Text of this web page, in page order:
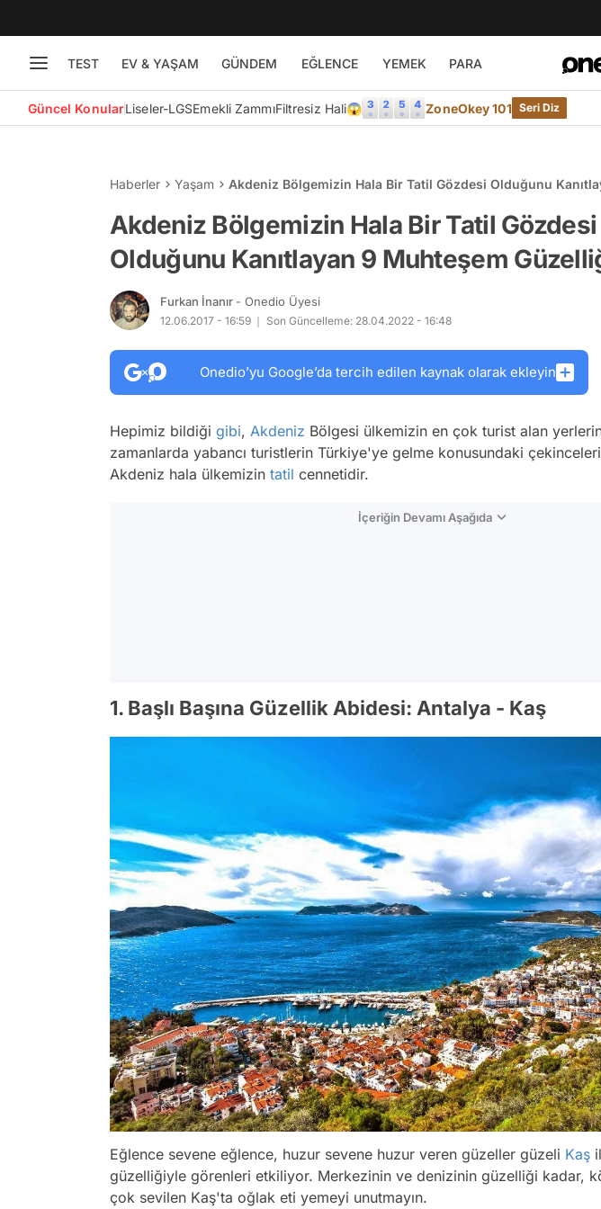
TEST EV & YAŞAM GÜNDEM EĞLENCE YEMEK PARA
Güncel KonularLiseler-LGSEmekli ZammıFiltresiz Hali😱 ZoneOkey 101 Seri Diz
Haberler Yaşam
Akdeniz Bölgemizin Hala Bir Tatil Gözdesi Olduğunu
Akdeniz Bölgemizin Hala Bir Tatil Gözdesi
Olduğunu Kanıtlayan 9 Muhteşem
Furkan İnanır - Onedio Üyesi
12.06.2017 - 16:59 Son Güncelleme: 28.04.2022 - 16:48
Onedio’yu Google’da tercih edilen kaynak olarak ekleyin
Hepimiz bildiği gibi, Akdeniz Bölgesi ülkemizin en çok turist alan
zamanlarda yabancı turistlerin Türkiye'ye gelme konusundaki
Akdeniz hala ülkemizin tatil cennetidir.
İçeriğin Devamı Aşağıda
1. Başlı Başına Güzellik Abidesi: Antalya - Kaş
Eğlence sevene eğlence, huzur sevene huzur veren güzeller güzeli Kaş
güzelliğiyle görenleri etkiliyor. Merkezinin ve denizinin güzelliği kadar,
çok sevilen Kaş'ta oğlak eti yemeyi unutmayın.